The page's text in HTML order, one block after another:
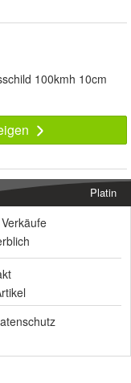
100kmh 10cm
Platin